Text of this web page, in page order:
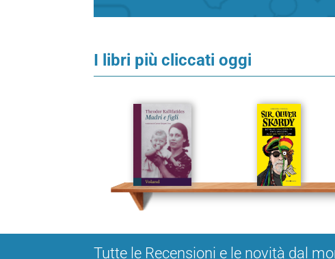
I libri più cliccati oggi
Tutte le Recensioni e le novità dal